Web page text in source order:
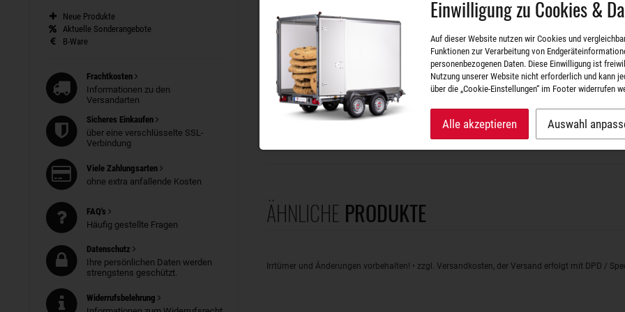
Staubkappe Dmr. 47 mm außen (Kegelrollenlager)
Art.Nr. T4504002
für Achse mit Kegelrollenlager vor Baujahr 2007
Artikelabmessung: 3 cm (Höhe)
Gewicht: 20 g
Staubkappe Dmr. 64 mm außen (Kompaktlager)
Art.Nr. T4504000
für 750 kg Anhänger mit Kompaktlager
ÄHNLICHE PRODUKTE
Irrtümer und Änderungen vorbehalten! • zzgl. Versandkosten, der Versand erfolgt mit DPD /
Neue Produkte
Aktuelle Sonderangebote
B-Ware
Frachtkosten
Informationen zu den
Versandarten
Sicheres Einkaufen
über eine verschlüsselte SSL-
Verbindung
Viele Zahlungsarten
ohne extra anfallende Kosten
FAQ's
Häufig gestellte Fragen
Datenschutz
Ihre persönlichen Daten werden
strengstens geschützt.
Widerrufsbelehrung
Einwilligung zu Cookies &
Auf dieser Website nutzen wir Cookies und
Funktionen zur Verarbeitung von
personenbezogenen Daten. Diese Einwilligung ist
Nutzung unserer Website nicht erforderlich und kann
über die „Cookie-Einstellungen“ im Footer widerrufen
Alle akzeptieren Auswahl